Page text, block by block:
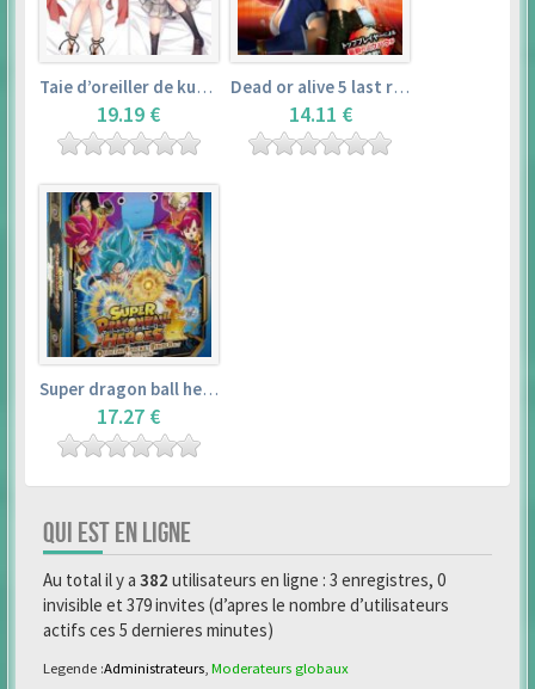
Taie d’oreiller de kurosawa dia (160x50cm) – love live! sunshine!!
19.19 €
Dead or alive 5 last round master guide
14.11 €
Super dragon ball heroes : official 4 pocket binder set
17.27 €
QUI EST EN LIGNE
Au total il y a 382 utilisateurs en ligne : 3 enregistres, 0
invisible et 379 invites (d’apres le nombre d’utilisateurs
actifs ces 5 dernieres minutes)
Legende :Administrateurs Moderateurs globaux